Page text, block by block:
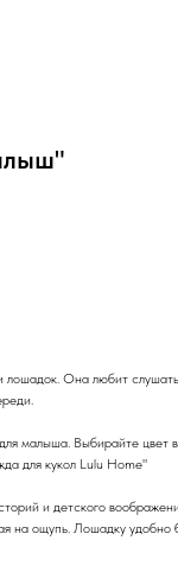
лошадок. Она любит
малыша. Выбирайте цвет
для кукол Lulu Home"
и детского
на ощупь. Лошадку удобно